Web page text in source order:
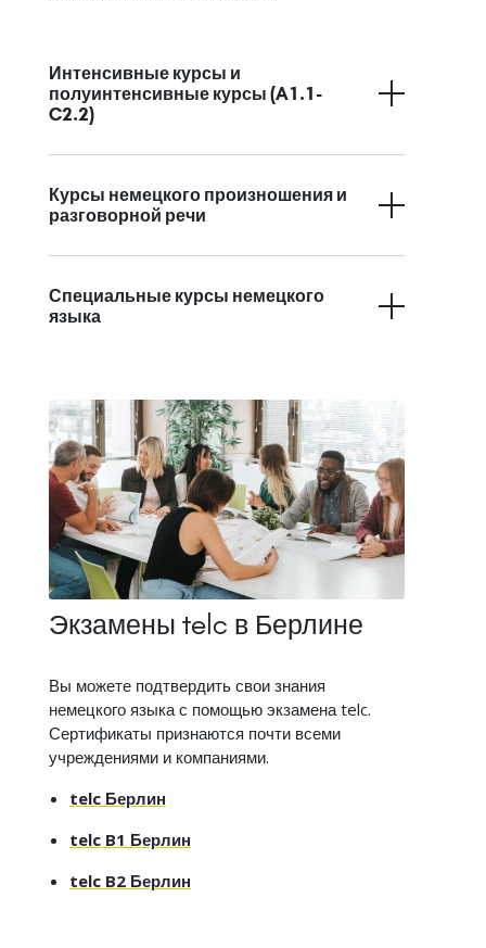
Интенсивные курсы и
полуинтенсивные курсы (A1.1-
C2.2)
Курсы немецкого произношения и
разговорной речи
Специальные курсы немецкого
языка
Экзамены telc в Берлине
Вы можете подтвердить свои знания
немецкого языка с помощью экзамена telc.
Сертификаты признаются почти всеми
учреждениями и компаниями.
telc Берлин
telc B1 Берлин
telc B2 Берлин